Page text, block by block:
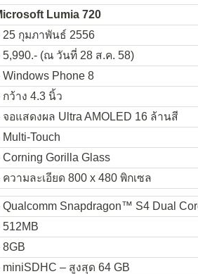
Lumia 720
25 กุมภาพันธ์ 2556
5,990.- (ณ วันที่ 28 ส.ค. 58)
Windows Phone 8
กว้าง 4.3 นิ้ว
จอแสดงผล Ultra AMOLED 16 ล้านสี
Multi-Touch
Corning Gorilla Glass
ความละเอียด 800 x 480 พิกเซล
Qualcomm Snapdragon™ S4 Dual
512MB
8GB
miniSDHC – สูงสุด 64 GB